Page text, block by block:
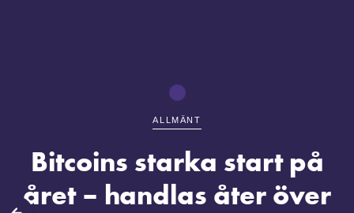
ALLMÄNT
Bitcoins starka start på
året – handlas åter över